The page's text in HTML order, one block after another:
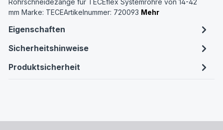
Rohrschneidezange für TECEflex Systemrohre von 14-42
mm Marke: TECEArtikelnummer: 720093 Mehr
Eigenschaften
Sicherheitshinweise
Produktsicherheit